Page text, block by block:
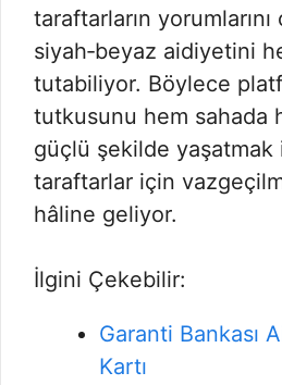
taraftarların
siyah‑beyaz aidiyetini
tutabiliyor. Böylece
tutkusunu hem sahada
güçlü şekilde yaşatmak
taraftarlar için
hâline geliyor.
İlgini Çekebilir:
Garanti Bankası
Kartı